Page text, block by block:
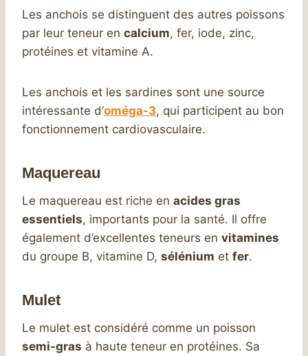
Les anchois se distinguent des autres poissons
par leur teneur en calcium, fer, iode, zinc,
protéines et vitamine A.
Les anchois et les sardines sont une source
intéressante d’oméga-3, qui participent au bon
fonctionnement cardiovasculaire.
Maquereau
Le maquereau est riche en acides gras
essentiels, importants pour la santé. Il offre
également d’excellentes teneurs en vitamines
du groupe B, vitamine D, sélénium et fer.
Mulet
Le mulet est considéré comme un poisson
semi-gras à haute teneur en protéines. Sa